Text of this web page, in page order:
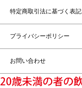
特定商取引法に基づく表記
プライバシーポリシー
お問い合わせ